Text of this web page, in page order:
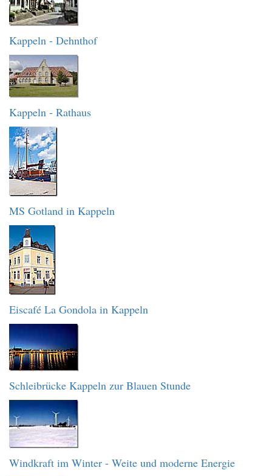
Kappeln - Dehnthof
Kappeln - Rathaus
MS Gotland in Kappeln
Eiscafé La Gondola in Kappeln
Schleibrücke Kappeln zur Blauen Stunde
Windkraft im Winter - Weite und moderne Energie